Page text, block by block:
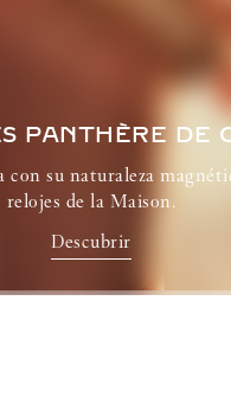
PANTHÈRE DE
su naturaleza
relojes de la Maison.
Descubrir